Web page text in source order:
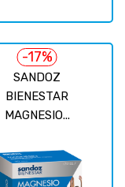
SANDOZ
BIENESTAR
MAGNESIO...
-17%